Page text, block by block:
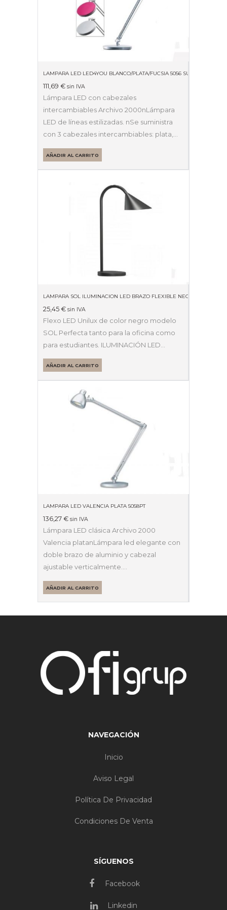
LAMPARA LED LED4YOU BLANCO/PLATA/FUCSIA 5056 SU
111,69 € sin IVA
Lámpara LED con cabezales
intercambiables Archivo 2000nLámpara
LED de líneas estilizadas. nSe suministra
con 3 cabezales intercambiables: plata,…
AÑADIR AL CARRITO
LAMPARA SOL ILUMINACION LED BRAZO FLEXIBLE NEGRA 400077402
25,45 € sin IVA
Flexo LED Unilux de color negro modelo
SOL Perfecta tanto para la oficina como
para estudiantes. ILUMINACIÓN LED…
AÑADIR AL CARRITO
LAMPARA LED VALENCIA PLATA 5058PT
136,27 € sin IVA
Lámpara LED clásica Archivo 2000
Valencia platanLámpara led elegante con
doble brazo de aluminio y cabezal
ajustable verticalmente.…
AÑADIR AL CARRITO
NAVEGACIÓN
Inicio
Aviso Legal
Política De Privacidad
Condiciones De Venta
SÍGUENOS
Facebook
Linkedin